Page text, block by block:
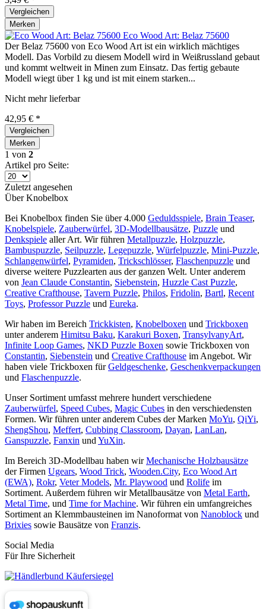
Vergleichen
Merken
Eco Wood Art: Belaz 75600
Der Belaz 75600 von Eco Wood Art ist ein wirklich mächtiges
Modell. Das Vorbild zu diesem Modell wird in Weißrussland gebaut
und kommt weltweit in Minen zum Einsatz. Das fertig gebaute
Modell wiegt über 1 kg und ist mit einem starken...
Nicht mehr lieferbar
42,95 € *
Vergleichen
Merken
1 von 2
Artikel pro Seite:
Zuletzt angesehen
Über Knobelbox
Bei Knobelbox finden Sie über 4.000 Geduldsspiele, Brain Teaser,
Knobelspiele, Zauberwürfel, 3D-Modellbausätze, Puzzle und
Denkspiele aller Art. Wir führen Metallpuzzle, Holzpuzzle,
Bambuspuzzle, Seilpuzzle, Legepuzzle, Würfelpuzzle, Mini-Puzzle,
Schlangenwürfel, Pyramiden, Trickschlösser, Flaschenpuzzle und
diverse weitere Puzzlearten aus der ganzen Welt. Unter anderem
von Jean Claude Constantin, Siebenstein, Huzzle Cast Puzzle,
Creative Crafthouse, Tavern Puzzle, Philos, Fridolin, Bartl, Recent
Toys, Professor Puzzle und Eureka.
Wir haben im Bereich Trickkisten, Knobelboxen und Trickboxen
unter anderem Himitsu Baku, Karakuri Boxen, TransylvanyArt,
Infinite Loop Games, NKD Puzzle Boxen sowie Trickboxen von
Constantin, Siebenstein und Creative Crafthouse im Angebot. Wir
haben viele Trickboxen fürGeldgeschenke, Geschenkverpackungen
und Flaschenpuzzle.
Unser Sortiment umfasst mehrere hundert verschiedene
Zauberwürfel, Speed Cubes, Magic Cubes in den verschiedensten
Formen. Wir führen unter anderem Cubes der Marken MoYu, QiYi,
ShengShou, Meffert, Cubbing Classroom, Dayan, LanLan,
Ganspuzzle, Fanxin und YuXin.
Im Bereich 3D-Modellbau haben wirMechanische Holzbausätze
der Firmen Ugears, Wood Trick, Wooden.City, Eco Wood Art
(EWA), Rokr, Veter Models, Mr. Playwood und Rolife im
Sortiment. Außerdem führen wir Metallbausätze von Metal Earth,
Metal Time, und Time for Machine. Wir führen ein umfangreiches
Sortiment an Klemmbausteinen im Nanoformat von Nanoblock und
Brixies sowie Bausätze von Franzis.
Social Media
Für Ihre Sicherheit